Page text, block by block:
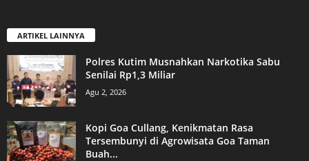
ARTIKEL LAINNYA
Polres Kutim Musnahkan Narkotika Sabu
Senilai Rp1,3 Miliar
Agu 2, 2026
Kopi Goa Cullang, Kenikmatan Rasa
Tersembunyi di Agrowisata Goa Taman
Buah...